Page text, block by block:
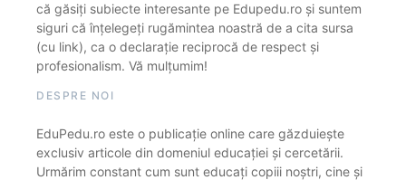
că găsiți subiecte interesante pe Edupedu.ro și suntem
siguri că înțelegeți rugămintea noastră de a cita sursa
(cu link), ca o declarație reciprocă de respect și
profesionalism. Vă mulțumim!
DESPRE NOI
EduPedu.ro este o publicație online care găzduiește
exclusiv articole din domeniul educației și cercetării.
Urmărim constant cum sunt educați copiii noștri, cine și